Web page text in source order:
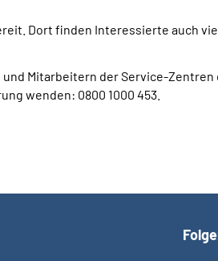
Dort finden Interessierte auch
Mitarbeitern der Service-
wenden: 0800 1000 453.